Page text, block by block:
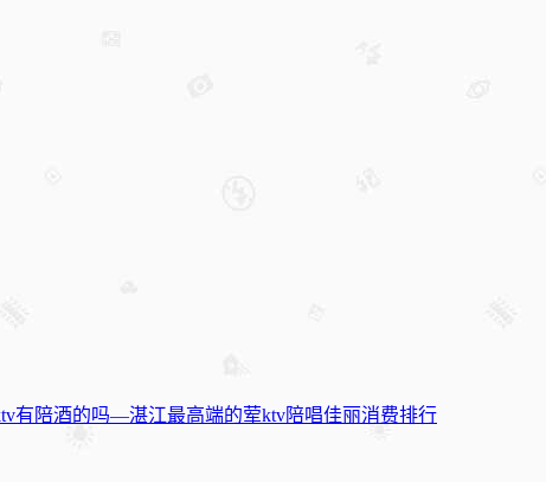
有陪酒的吗—湛江最高端的荤ktv陪唱佳丽消费排行